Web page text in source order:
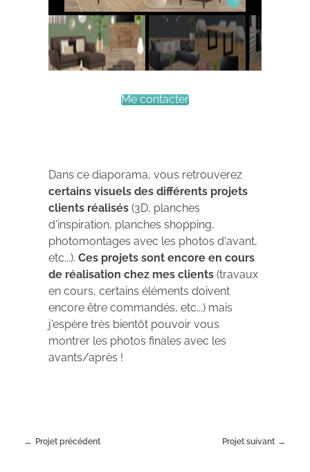
Me contacter
Dans ce diaporama, vous retrouverez
certains visuels des différents projets
clients réalisés (3D, planches
d'inspiration, planches shopping,
photomontages avec les photos d'avant,
etc...). Ces projets sont encore en cours
de réalisation chez mes clients (travaux
en cours, certains éléments doivent
encore être commandés, etc...) mais
j'espère très bientôt pouvoir vous
montrer les photos finales avec les
avants/après !
Projet précédent Projet suivant